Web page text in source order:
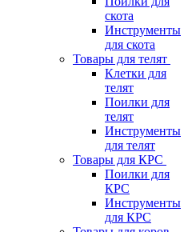
скота
Инструменты
для скота
Товары для телят
Клетки для
телят
Поилки для
телят
Инструменты
для телят
Товары для КРС
Поилки для
КРС
Инструменты
для КРС